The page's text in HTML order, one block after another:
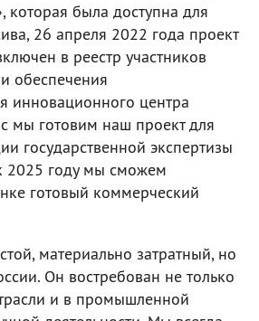
которая была доступна для
26 апреля 2022 года проект
в реестр участников
обеспечения
инновационного центра
мы готовим наш проект для
государственной экспертизы
2025 году мы сможем
готовый коммерческий
материально затратный, но
Он востребован не только
и в промышленной